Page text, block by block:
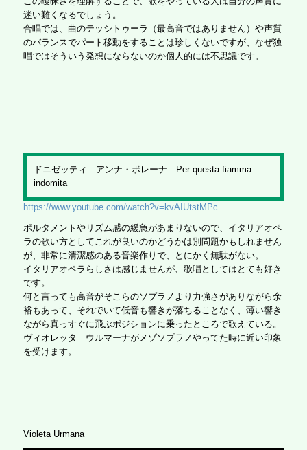
迷い難くなるでしょう。
合唱では、曲のテッシトゥーラ（最高音ではありません）や声質
のバランスでパート移動をすることは珍しくないですが、なぜ独
唱ではそういう発想にならないのか個人的には不思議です。
ドニゼッティ アンナ・ボレーナ Per questa fiamma
indomita
https://www.youtube.com/watch?v=kvAIUtstMPc
ポルタメントやリズム感の緩急があまりないので、イタリアオペ
ラの歌い方としてこれが良いのかどうかは別問題かもしれません
が、非常に清潔感のある音楽作りで、とにかく無駄がない。
イタリアオペラらしさは感じませんが、歌唱としてはとても好き
です。
何と言っても高音がそこらのソプラノより力強さがありながら余
裕もあって、それでいて低音も響きが落ちることなく、薄い響き
ながら真っすぐに飛ぶポジションに乗ったところで歌えている。
ヴィオレッタ ウルマーナがメゾソプラノやってた時に近い印象
を受けます。
Violeta Urmana